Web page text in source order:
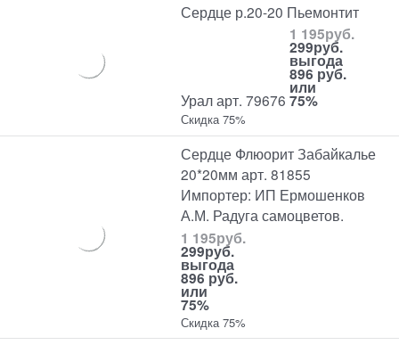
Сердце р.20-20 Пьемонтит
Урал арт. 79676
1 195руб.
299руб.
выгода
896 руб.
или
75%
Скидка 75%
Сердце Флюорит Забайкалье
20*20мм арт. 81855
Импортер: ИП Ермошенков
А.М. Радуга самоцветов.
1 195руб.
299руб.
выгода
896 руб.
или
75%
Скидка 75%